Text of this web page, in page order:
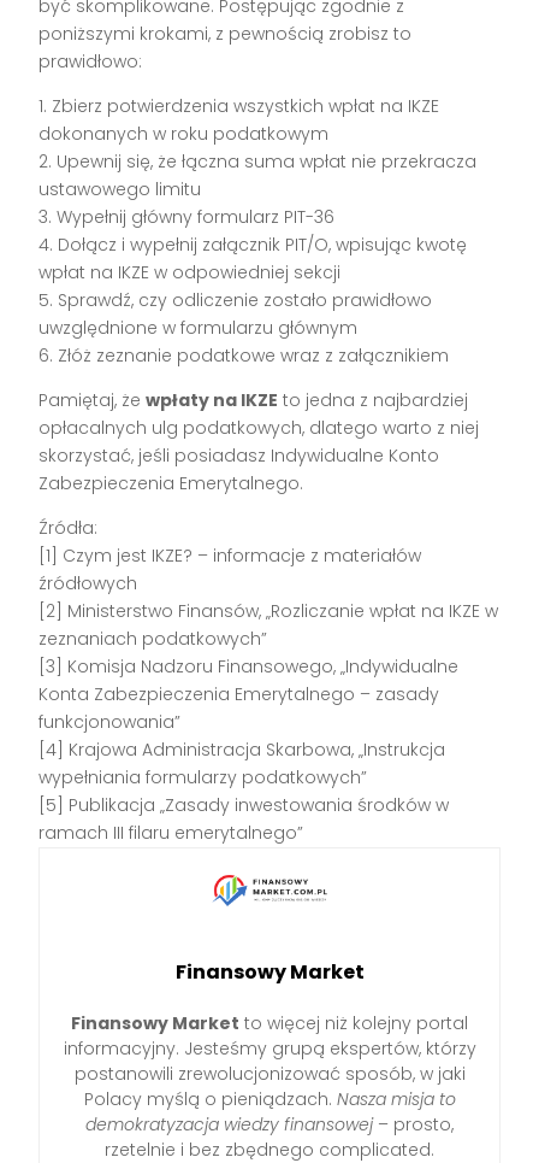
być skomplikowane. Postępując zgodnie z
poniższymi krokami, z pewnością zrobisz to
prawidłowo:
1. Zbierz potwierdzenia wszystkich wpłat na IKZE
dokonanych w roku podatkowym
2. Upewnij się, że łączna suma wpłat nie przekracza
ustawowego limitu
3. Wypełnij główny formularz PIT-36
4. Dołącz i wypełnij załącznik PIT/O, wpisując kwotę
wpłat na IKZE w odpowiedniej sekcji
5. Sprawdź, czy odliczenie zostało prawidłowo
uwzględnione w formularzu głównym
6. Złóż zeznanie podatkowe wraz z załącznikiem
Pamiętaj, żewpłaty na IKZE to jedna z najbardziej
opłacalnych ulg podatkowych, dlatego warto z niej
skorzystać, jeśli posiadasz Indywidualne Konto
Zabezpieczenia Emerytalnego.
Źródła:
[1] Czym jest IKZE? – informacje z materiałów
źródłowych
[2] Ministerstwo Finansów, „Rozliczanie wpłat na IKZE w
zeznaniach podatkowych”
[3] Komisja Nadzoru Finansowego, „Indywidualne
Konta Zabezpieczenia Emerytalnego – zasady
funkcjonowania”
[4] Krajowa Administracja Skarbowa, „Instrukcja
wypełniania formularzy podatkowych”
[5] Publikacja „Zasady inwestowania środków w
ramach III filaru emerytalnego”
Finansowy Market
Finansowy Market to więcej niż kolejny portal
informacyjny. Jesteśmy grupą ekspertów, którzy
postanowili zrewolucjonizować sposób, w jaki
Polacy myślą o pieniądzach. Nasza misja to
demokratyzacja wiedzy finansowej– prosto,
rzetelnie i bez zbędnego complicated.